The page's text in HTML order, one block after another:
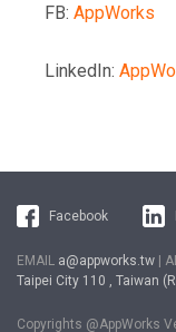
FB: AppWorks
LinkedIn:
Facebook
EMAIL a@appworks.tw |
Taipei City 110 , Taiwan
Copyrights @AppWorks